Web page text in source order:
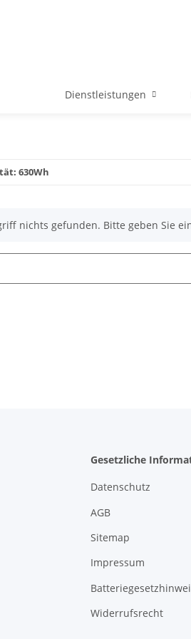
Dienstleistungen
630Wh
nichts gefunden. Bitte geben Sie
Gesetzliche
Datenschutz
AGB
Sitemap
Impressum
Widerrufsrecht